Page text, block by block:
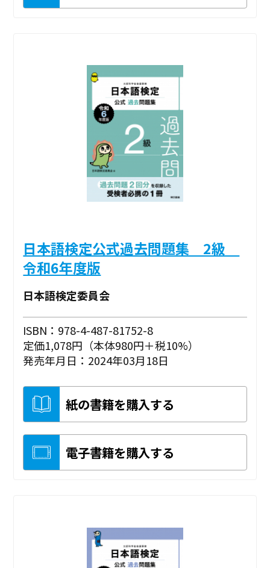
日本語検定公式過去問題集 2級
令和6年度版
日本語検定委員会
ISBN：978-4-487-81752-8
定価1,078円（本体980円＋税10%）
発売年月日：2024年03月18日
紙の書籍を購入する
電子書籍を購入する